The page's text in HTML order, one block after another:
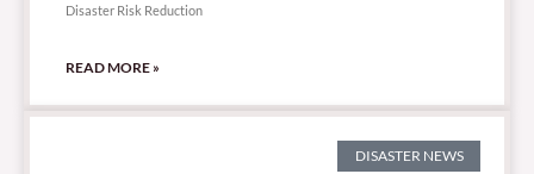
Disaster Risk Reduction
READ MORE »
DISASTER NEWS